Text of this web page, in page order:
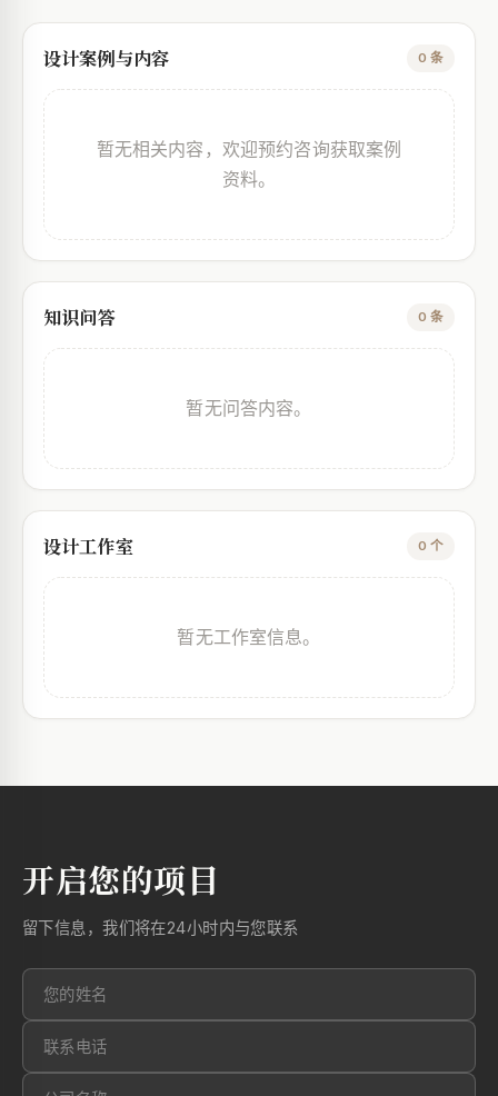
设计案例与内容 0 条
暂无相关内容，欢迎预约咨询获取案例
资料。
知识问答 0 条
暂无问答内容。
设计工作室 0 个
暂无工作室信息。
开启您的项目
留下信息，我们将在24小时内与您联系